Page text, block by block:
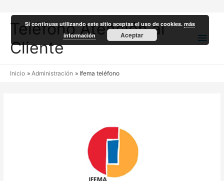
Teléfono Atención al
Cliente
Inicio Administración Ifema teléfono
Si continuas utilizando este sitio aceptas el uso de cookies.más
información
Aceptar